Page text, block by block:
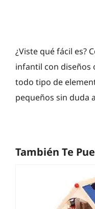
¿Viste qué fácil es?
infantil con diseños
todo tipo de
pequeños sin duda
También Te